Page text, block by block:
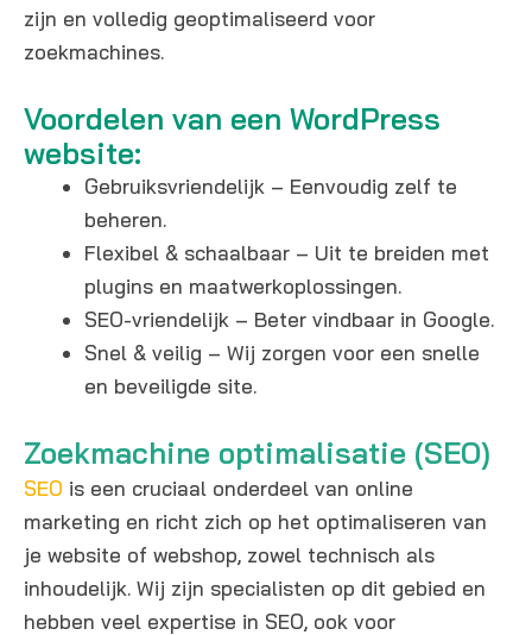
zijn en volledig geoptimaliseerd voor
zoekmachines.
Voordelen van een WordPress
website:
Gebruiksvriendelijk – Eenvoudig zelf te
beheren.
Flexibel & schaalbaar – Uit te breiden met
plugins en maatwerkoplossingen.
SEO-vriendelijk – Beter vindbaar in Google.
Snel & veilig – Wij zorgen voor een snelle
en beveiligde site.
Zoekmachine optimalisatie (SEO)
SEO is een cruciaal onderdeel van online
marketing en richt zich op het optimaliseren van
je website of webshop, zowel technisch als
inhoudelijk. Wij zijn specialisten op dit gebied en
hebben veel expertise in SEO, ook voor